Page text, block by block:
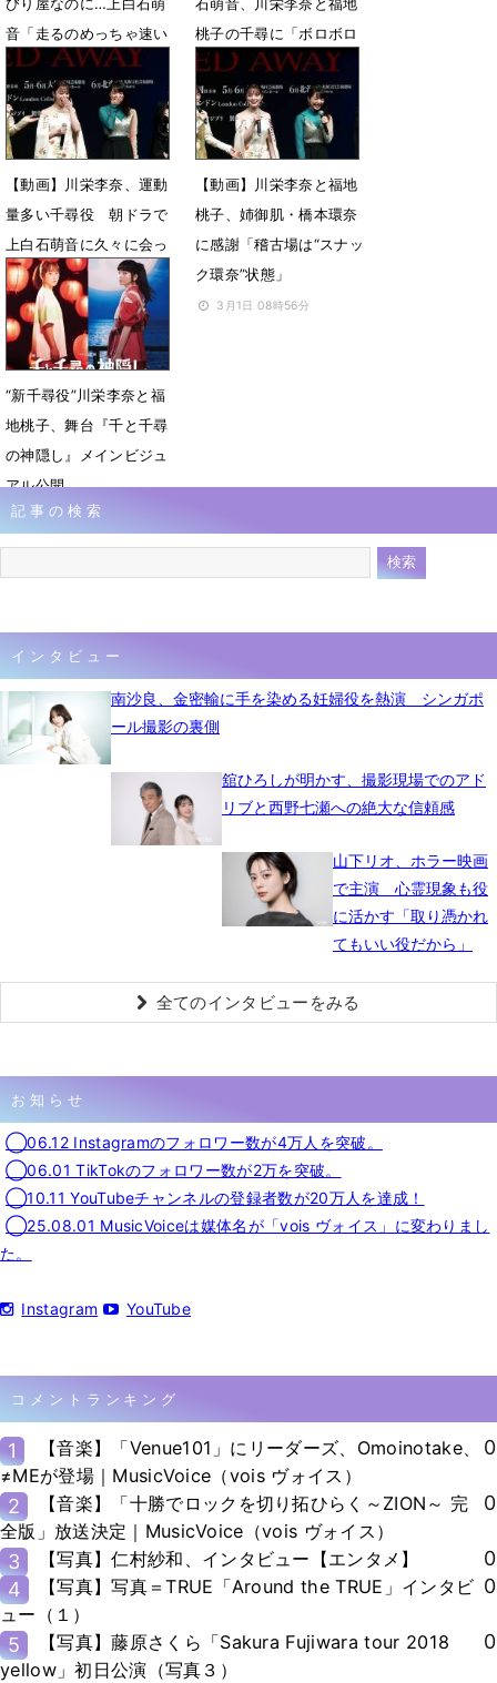
びり屋なのに…上白石萌
音「走るのめっちゃ速い
んですよ！」
3月1日 23時59分
石萌音、川栄李奈と福地
桃子の千尋に「ボロボロ
泣いた」
3月1日 15時18分
【動画】川栄李奈、運動
量多い千尋役 朝ドラで
上白石萌音に久々に会っ
たら「げっそり」
3月1日 09時13分
【動画】川栄李奈と福地
桃子、姉御肌・橋本環奈
に感謝「稽古場は“スナッ
ク環奈”状態」
3月1日 08時56分
“新千尋役”川栄李奈と福
地桃子、舞台『千と千尋
の神隠し』メインビジュ
アル公開
2月21日 08時36分
記事の検索
インタビュー
南沙良、金密輸に手を染める妊婦役を熱演 シンガポ
ール撮影の裏側
舘ひろしが明かす、撮影現場でのアド
リブと西野七瀬への絶大な信頼感
山下リオ、ホラー映画
で主演 心霊現象も役
に活かす「取り憑かれ
てもいい役だから」
全てのインタビューをみる
お知らせ
◯06.12 Instagramのフォロワー数が4万人を突破。
◯06.01 TikTokのフォロワー数が2万を突破。
◯10.11 YouTubeチャンネルの登録者数が20万人を達成！
◯25.08.01 MusicVoiceは媒体名が「vois ヴォイス」に変わりまし
た。
Instagram YouTube
コメントランキング
1
【音楽】「Venue101」にリーダーズ、Omoinotake、
≠MEが登場｜MusicVoice（vois ヴォイス）
0
2
【音楽】「十勝でロックを切り拓ひらく～ZION～ 完
全版」放送決定｜MusicVoice（vois ヴォイス）
0
3 【写真】仁村紗和、インタビュー【エンタメ】
0
4
【写真】写真＝TRUE「Around the TRUE」インタビ
ュー（１）
0
5
【写真】藤原さくら「Sakura Fujiwara tour 2018
yellow」初日公演（写真３）
0